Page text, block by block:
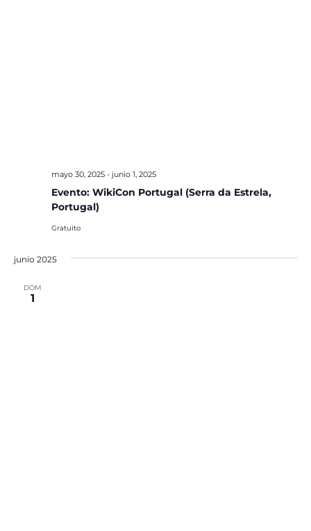
Evento: WikiCon Portugal (Serra da Estrela,
Portugal)
mayo 30, 2025- junio 1, 2025
Gratuito
junio 2025
DOM
1